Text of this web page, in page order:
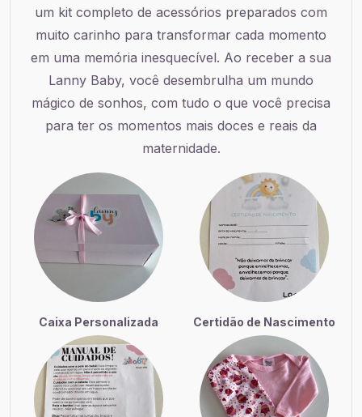
um kit completo de acessórios preparados com
muito carinho para transformar cada momento
em uma memória inesquecível. Ao receber a sua
Lanny Baby, você desembrulha um mundo
mágico de sonhos, com tudo o que você precisa
para ter os momentos mais doces e reais da
maternidade.
Caixa Personalizada Certidão de Nascimento